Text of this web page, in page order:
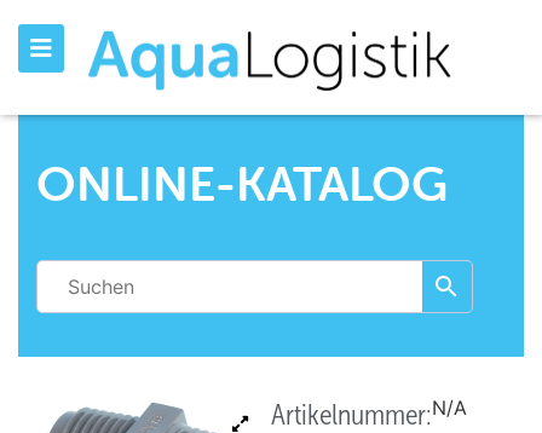
ONLINE-KATALOG
Artikelnummer:N/A